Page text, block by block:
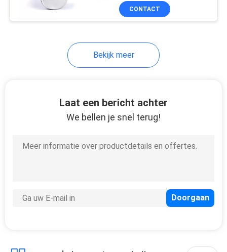
CONTACT
Bekijk meer
Laat een bericht achter
We bellen je snel terug!